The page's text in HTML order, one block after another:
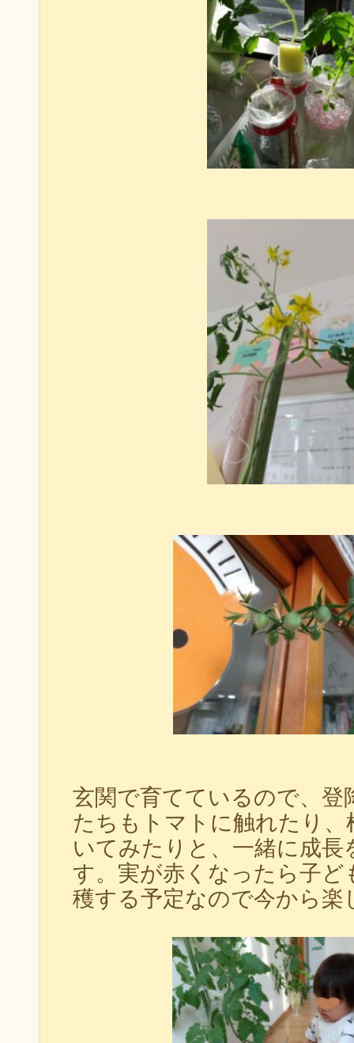
玄関で育てているので、登
たちもトマトに触れたり、
いてみたりと、一緒に成長
す。実が赤くなったら子ど
穫する予定なので今から楽